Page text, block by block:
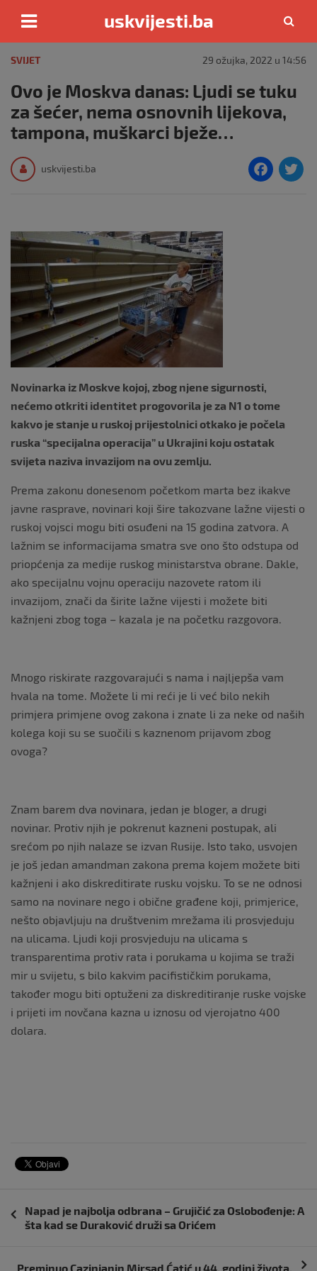
content
uskvijesti.ba
SVIJET 29 ožujka, 2022 u 14:56
Ovo je Moskva danas: Ljudi se tuku
za šećer, nema osnovnih lijekova,
tampona, muškarci bježe…
uskvijesti.ba
F
Novinarka iz Moskve kojoj, zbog njene sigurnosti,
nećemo otkriti identitet progovorila je za N1 o tome
kakvo je stanje u ruskoj prijestolnici otkako je počela
ruska “specijalna operacija” u Ukrajini koju ostatak
svijeta naziva invazijom na ovu zemlju.
Prema zakonu donesenom početkom marta bez ikakve
javne rasprave, novinari koji šire takozvane lažne vijesti o
ruskoj vojsci mogu biti osuđeni na 15 godina zatvora. A
lažnim se informacijama smatra sve ono što odstupa od
priopćenja za medije ruskog ministarstva obrane. Dakle,
ako specijalnu vojnu operaciju nazovete ratom ili
invazijom, znači da širite lažne vijesti i možete biti
kažnjeni zbog toga – kazala je na početku razgovora.
Mnogo riskirate razgovarajući s nama i najljepša vam
hvala na tome. Možete li mi reći je li već bilo nekih
primjera primjene ovog zakona i znate li za neke od naših
kolega koji su se suočili s kaznenom prijavom zbog
ovoga?
Znam barem dva novinara, jedan je bloger, a drugi
novinar. Protiv njih je pokrenut kazneni postupak, ali
srećom po njih nalaze se izvan Rusije. Isto tako, usvojen
je još jedan amandman zakona prema kojem možete biti
kažnjeni i ako diskreditirate rusku vojsku. To se ne odnosi
samo na novinare nego i obične građene koji, primjerice,
nešto objavljuju na društvenim mrežama ili prosvjeduju
na ulicama. Ljudi koji prosvjeduju na ulicama s
transparentima protiv rata i porukama u kojima se traži
mir u svijetu, s bilo kakvim pacifističkim porukama,
također mogu biti optuženi za diskreditiranje ruske vojske
i prijeti im novčana kazna u iznosu od vjerojatno 400
dolara.
objava
Napad je najbolja odbrana – Grujičić za Oslobođenje: A
šta kad se Duraković druži sa Orićem
Preminuo Cazinjanin Mirsad Ćatić u 44. godini života.